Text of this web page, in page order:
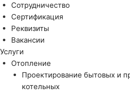
Сотрудничество
Сертификация
Реквизиты
Вакансии
Услуги
Отопление
Проектирование бытовых и
котельных